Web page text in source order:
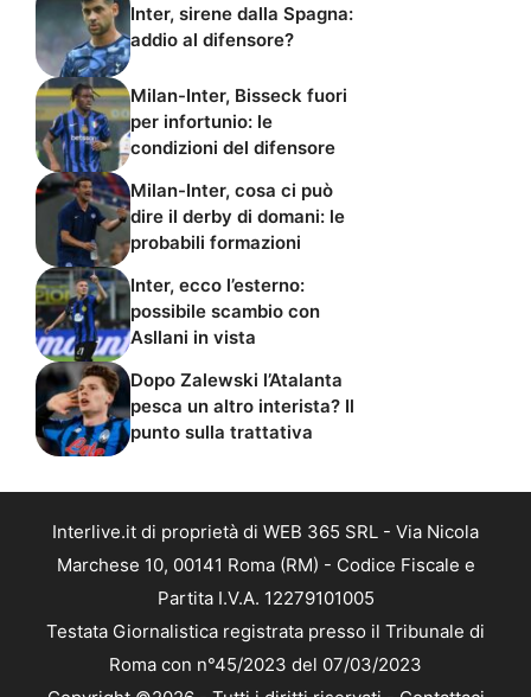
Inter, sirene dalla Spagna:
addio al difensore?
Milan-Inter, Bisseck fuori
per infortunio: le
condizioni del difensore
Milan-Inter, cosa ci può
dire il derby di domani: le
probabili formazioni
Inter, ecco l’esterno:
possibile scambio con
Asllani in vista
Dopo Zalewski l’Atalanta
pesca un altro interista? Il
punto sulla trattativa
Interlive.it di proprietà di WEB 365 SRL - Via Nicola
Marchese 10, 00141 Roma (RM) - Codice Fiscale e
Partita I.V.A. 12279101005
Testata Giornalistica registrata presso il Tribunale di
Roma con n°45/2023 del 07/03/2023